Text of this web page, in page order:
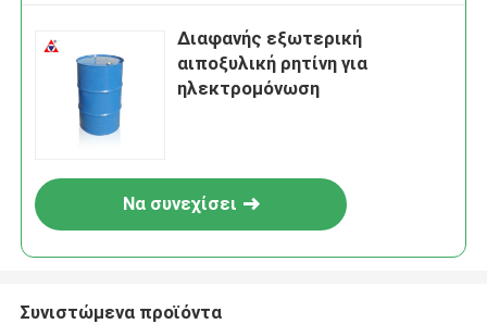
Διαφανής εξωτερική
αιποξυλική ρητίνη για
ηλεκτρομόνωση
Να συνεχίσει
Συνιστώμενα προϊόντα